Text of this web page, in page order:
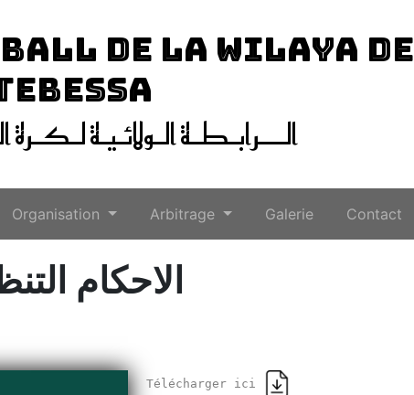
DE LA WILAYA DE
الـــرابـطـة الـولائـيـة
Organisation Arbitrage Galerie Contact
الاحكام
Télécharger ici